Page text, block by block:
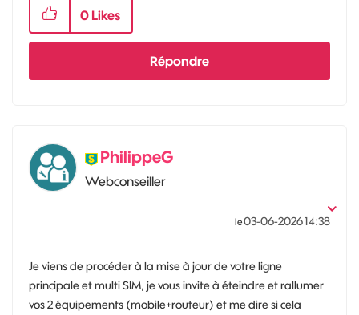
0 Likes
Répondre
PhilippeG
Webconseiller
le‎03-06-202614:38
Je viens de procéder à la mise à jour de votre ligne
principale et multi SIM, je vous invite à éteindre et rallumer
vos 2 équipements (mobile+routeur) et me dire si cela